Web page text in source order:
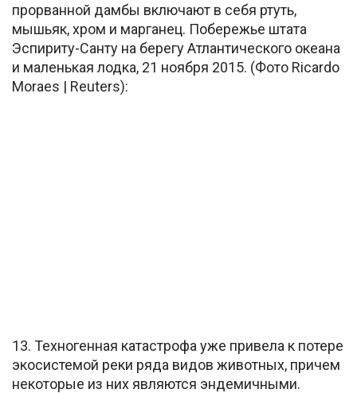
прорванной дамбы включают в себя ртуть,
мышьяк, хром и марганец. Побережье штата
Эспириту-Санту на берегу Атлантического океана
и маленькая лодка, 21 ноября 2015. (Фото Ricardo
Moraes | Reuters):
13. Техногенная катастрофа уже привела к потере
экосистемой реки ряда видов животных, причем
некоторые из них являются эндемичными.